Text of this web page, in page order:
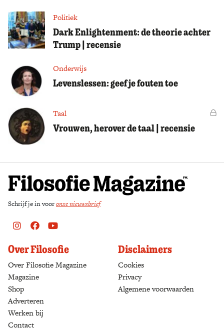
Politiek
Dark Enlightenment: de theorie achter
Trump | recensie
Onderwijs
Levenslessen: geef je fouten toe
Taal
Vrouwen, herover de taal | recensie
Schrijf je in vooronze nieuwsbrief
Instagram
FacebookYoutube
Over Filosofie
Over Filosofie Magazine
Magazine
Shop
Adverteren
Werken bij
Contact
Disclaimers
Cookies
Privacy
Algemene voorwaarden